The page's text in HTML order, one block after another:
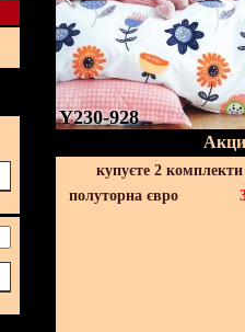
Y230-928
купуєте 2
полуторна євро